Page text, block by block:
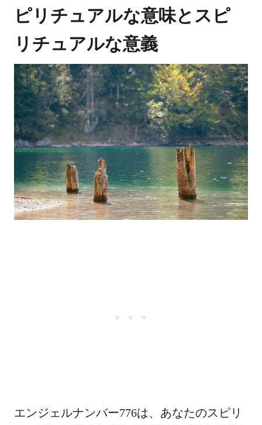
ピリチュアルな意味とスピ
リチュアルな意義
エンジェルナンバー776は、あなたのスピリ